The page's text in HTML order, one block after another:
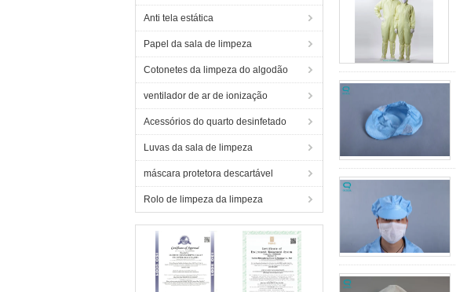
Anti tela estática
Papel da sala de limpeza
Cotonetes da limpeza do algodão
ventilador de ar de ionização
Acessórios do quarto desinfetado
Luvas da sala de limpeza
máscara protetora descartável
Rolo de limpeza da limpeza